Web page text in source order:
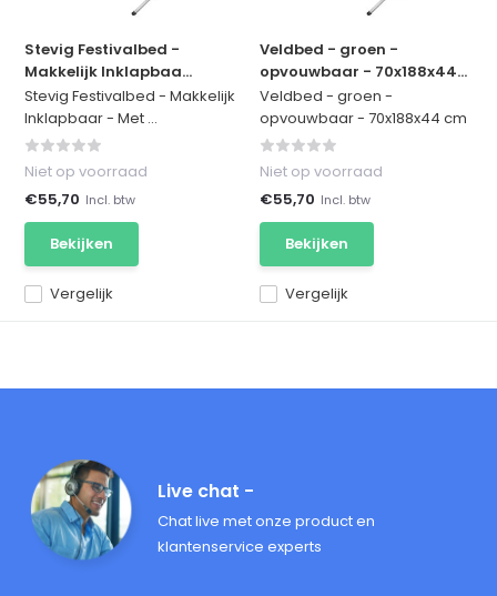
Stevig Festivalbed -
Makkelijk Inklapbaa...
Stevig Festivalbed - Makkelijk
Inklapbaar - Met ...
Vergelijk
Niet op voorraad
€55,70 Incl. btw
Bekijken
Veldbed - groen -
opvouwbaar - 70x188x44...
Veldbed - groen -
opvouwbaar - 70x188x44 cm
Vergelijk
Niet op voorraad
€55,70 Incl. btw
Bekijken
Live chat -
Chat live met onze product en
klantenservice experts